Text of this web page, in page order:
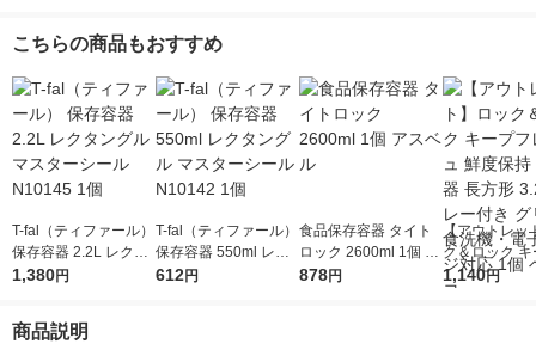
こちらの商品もおすすめ
T-fal（ティファール）
保存容器 2.2L レクタ
ングル マスターシー
1,380円
T-fal（ティファール）
保存容器 550ml レク
タングル マスターシ
612円
食品保存容器 タイト
ロック 2600ml 1個 ア
スベル
878円
【アウトレッ
ク＆ロック
レッシュ 鮮
1,140円
商品説明